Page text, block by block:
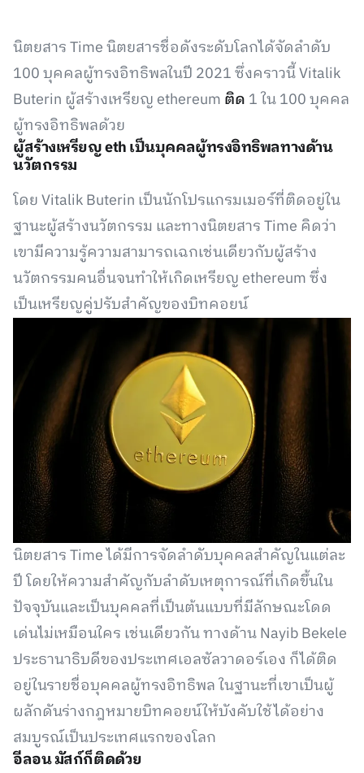
นิตยสาร Time นิตยสารชื่อดังระดับโลกได้จัดลำดับ
100 บุคคลผู้ทรงอิทธิพลในปี 2021 ซึ่งคราวนี้ Vitalik
Buterin ผู้สร้างเหรียญ ethereum ติด 1 ใน 100 บุคคล
ผู้ทรงอิทธิพลด้วย
ผู้สร้างเหรียญ eth เป็นบุคคลผู้ทรงอิทธิพลทางด้าน
นวัตกรรม
โดย Vitalik Buterin เป็นนักโปรแกรมเมอร์ที่ติดอยู่ใน
ฐานะผู้สร้างนวัตกรรม และทางนิตยสาร Time คิดว่า
เขามีความรู้ความสามารถเฉกเช่นเดียวกับผู้สร้าง
นวัตกรรมคนอื่นจนทำให้เกิดเหรียญ ethereum ซึ่ง
เป็นเหรียญคู่ปรับสำคัญของบิทคอยน์
นิตยสาร Time ได้มีการจัดลำดับบุคคลสำคัญในแต่ละ
ปี โดยให้ความสำคัญกับลำดับเหตุการณ์ที่เกิดขึ้นใน
ปัจจุบันและเป็นบุคคลที่เป็นต้นแบบที่มีลักษณะโดด
เด่นไม่เหมือนใคร เช่นเดียวกัน ทางด้าน Nayib Bekele
ประธานาธิบดีของประเทศเอลซัลวาดอร์เอง ก็ได้ติด
อยู่ในรายชื่อบุคคลผู้ทรงอิทธิพล ในฐานะที่เขาเป็นผู้
ผลักดันร่างกฎหมายบิทคอยน์ให้บังคับใช้ได้อย่าง
สมบูรณ์เป็นประเทศแรกของโลก
อีลอน มัสก์ก็ติดด้วย